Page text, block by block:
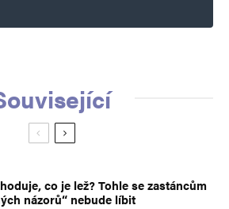
co je lež? Tohle se zastáncům
názorů“ nebude líbit